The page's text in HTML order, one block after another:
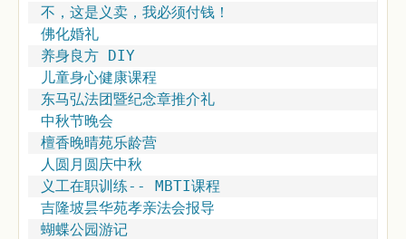
不，这是义卖，我必须付钱！
佛化婚礼
养身良方 DIY
儿童身心健康课程
东马弘法团暨纪念章推介礼
中秋节晚会
檀香晚晴苑乐龄营
人圆月圆庆中秋
义工在职训练-- MBTI课程
吉隆坡昙华苑孝亲法会报导
蝴蝶公园游记